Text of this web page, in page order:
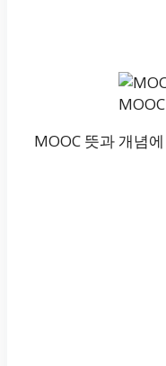
MOOC 뜻과 개념